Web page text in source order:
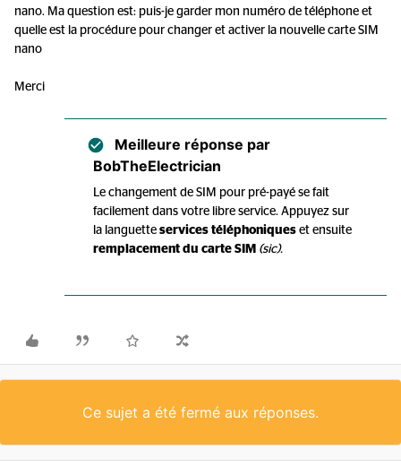
nano. Ma question est: puis-je garder mon numéro de téléphone et
quelle est la procédure pour changer et activer la nouvelle carte SIM
nano
Merci
Meilleure réponse par
BobTheElectrician
Le changement de SIM pour pré-payé se fait
facilement dans votre libre service. Appuyez sur
la languette services téléphoniques et ensuite
remplacement du carte SIM (sic).
Ce sujet a été fermé aux réponses.